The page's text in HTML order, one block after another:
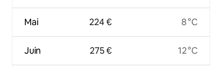
Mai
Juin
224 €
275 €
8 °C
12 °C